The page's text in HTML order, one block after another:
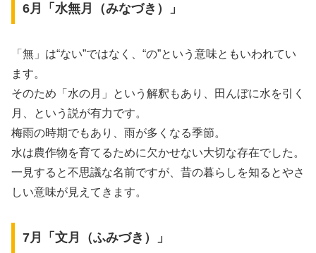
6月「水無月（みなづき）」
「無」は“ない”ではなく、“の”という意味ともいわれてい
ます。
そのため「水の月」という解釈もあり、田んぼに水を引く
月、という説が有力です。
梅雨の時期でもあり、雨が多くなる季節。
水は農作物を育てるために欠かせない大切な存在でした。
一見すると不思議な名前ですが、昔の暮らしを知るとやさ
しい意味が見えてきます。
7月「文月（ふみづき）」